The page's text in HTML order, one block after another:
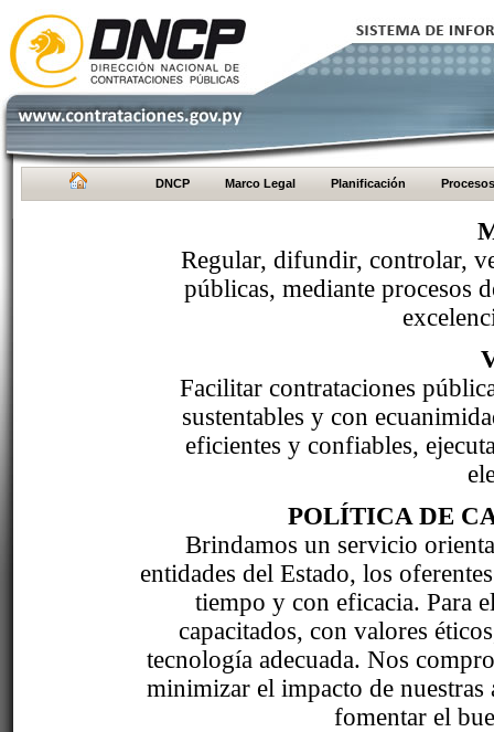
DNCP Marco Legal Planificación Procesos
Regular, difundir, controlar,
públicas, mediante procesos
Facilitar contrataciones
sustentables y con
eficientes y confiables,
POLÍTICA DE
Brindamos un servicio
entidades del Estado, los
tiempo y con eficacia. Para
capacitados, con valores
tecnología adecuada. Nos
minimizar el impacto de
fomentar el